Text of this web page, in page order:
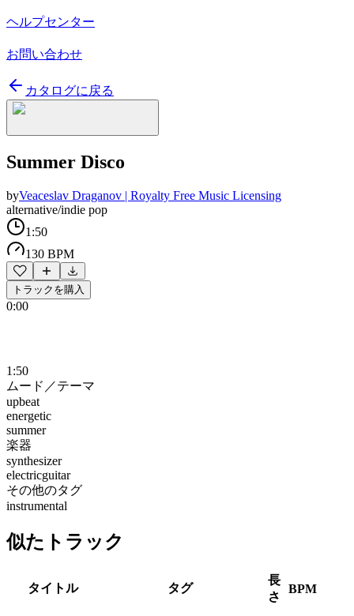
ヘルプセンター
お問い合わせ
カタログに戻る
Summer Disco
byVeaceslav Draganov | Royalty Free Music Licensing
alternative/indie pop
1:50
130 BPM
トラックを購入
0:00
1:50
ムード／テーマ
upbeat
energetic
summer
楽器
synthesizer
electricguitar
その他のタグ
instrumental
似たトラック
タイトル タグ
長
さ
BPM